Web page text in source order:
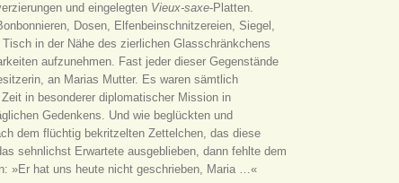
und eingelegten Vieux-saxe-Platten.
Dosen, Elfenbeinschnitzereien, Siegel,
in der Nähe des zierlichen Glasschränkchens
aufzunehmen. Fast jeder dieser Gegenstände
an Marias Mutter. Es waren sämtlich
in besonderer diplomatischer Mission in
Gedenkens. Und wie beglückten und
dem flüchtig bekritzelten Zettelchen, das diese
sehnlichst Erwartete ausgeblieben, dann fehlte dem
»Er hat uns heute nicht geschrieben, Maria …«